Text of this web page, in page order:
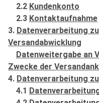
2.2 Kundenkonto
2.3 Kontaktaufnahme
3. Datenverarbeitung
Versandabwicklung
Datenweitergabe an
Zwecke der
4. Datenverarbeitung
4.1